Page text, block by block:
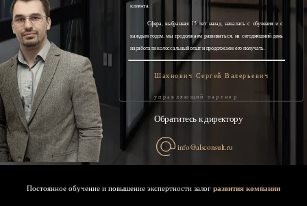
клиента.
Сфера, выбранная 15 лет назад, началась с обучения и с
каждым годом, мы продолжаем развиваться, на сегодняшний день
наработали колоссальный опыт и продолжаем его получать.
Шахнович Сергей Валерьевич
управляющий партнер
Обратитесь к директору
info@alsconsult.ru
Постоянное обучение и повышение экспертности залог развития компании